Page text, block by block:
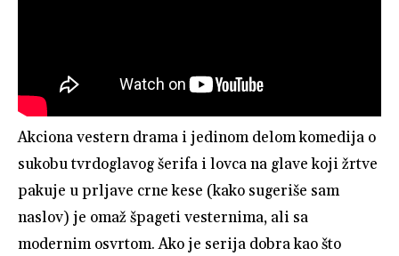
Akciona vestern drama i jedinom delom komedija o
sukobu tvrdoglavog šerifa i lovca na glave koji žrtve
pakuje u prljave crne kese (kako sugeriše sam
naslov) je omaž špageti vesternima, ali sa
modernim osvrtom. Ako je serija dobra kao što